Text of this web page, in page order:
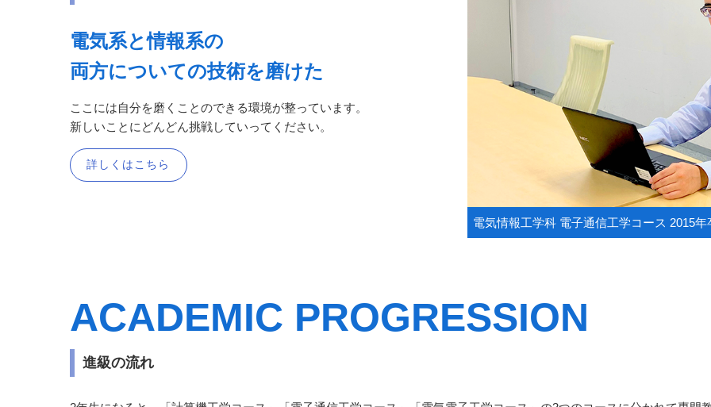
電気系と情報系の
両方についての技術を磨けた
ここには自分を磨くことのできる環境が整っています。
新しいことにどんどん挑戦していってください。
詳しくはこちら
電気情報工学科 電子通信工学コース 2015年
ACADEMIC PROGRESSION
進級の流れ